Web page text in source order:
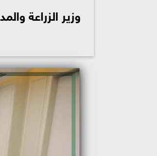
وزير الزراعة